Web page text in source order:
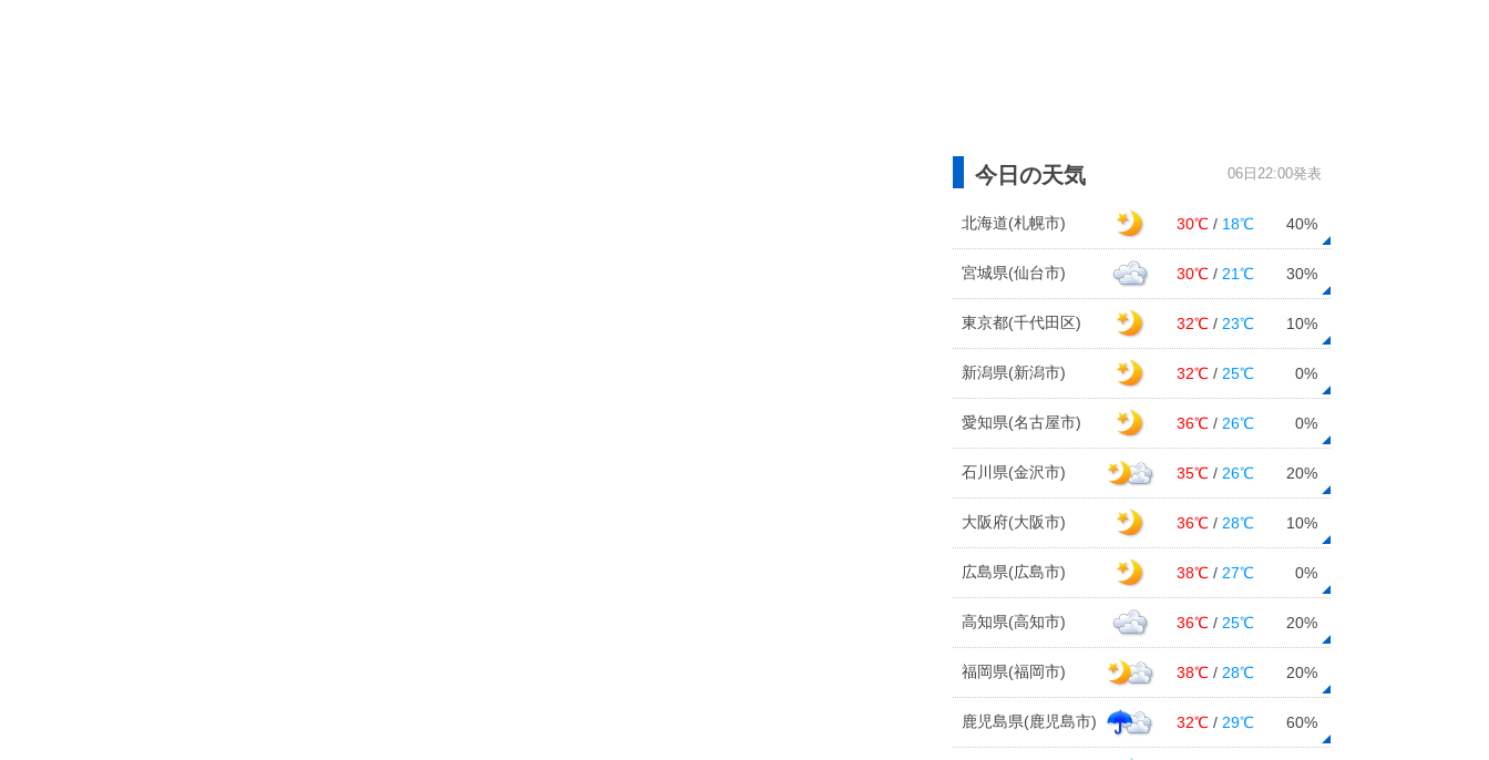
今日の天気 06日22:00発表
北海道(札幌市) 30℃ / 18℃ 40%
宮城県(仙台市) 30℃ / 21℃ 30%
東京都(千代田区) 32℃ / 23℃ 10%
新潟県(新潟市) 32℃ / 25℃ 0%
愛知県(名古屋市) 36℃ / 26℃ 0%
石川県(金沢市) 35℃ / 26℃ 20%
大阪府(大阪市) 36℃ / 28℃ 10%
広島県(広島市) 38℃ / 27℃ 0%
高知県(高知市) 36℃ / 25℃ 20%
福岡県(福岡市) 38℃ / 28℃ 20%
鹿児島県(鹿児島市) 32℃ / 29℃ 60%